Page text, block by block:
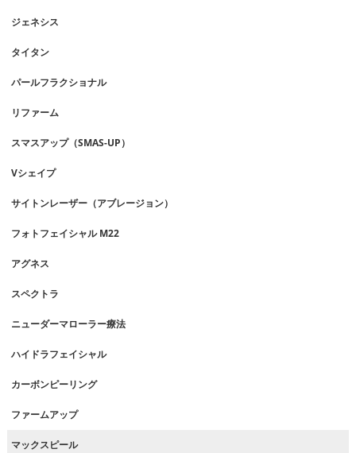
ジェネシス
タイタン
パールフラクショナル
リファーム
スマスアップ（SMAS-UP）
Vシェイプ
サイトンレーザー（アブレージョン）
フォトフェイシャル M22
アグネス
スペクトラ
ニューダーマローラー療法
ハイドラフェイシャル
カーボンピーリング
ファームアップ
マックスピール